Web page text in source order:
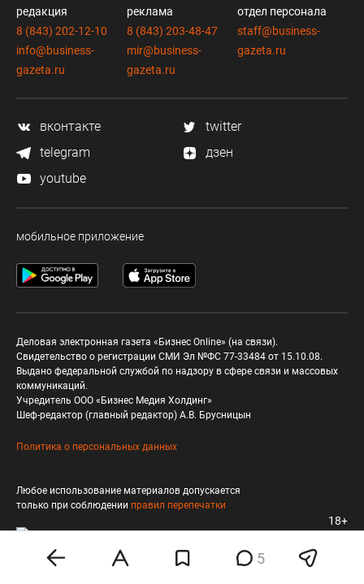
5
редакция
8 (843) 202-12-10
info@business-
gazeta.ru
реклама
8 (843) 203-48-47
mir@business-
gazeta.ru
отдел персонала
staff@business-
gazeta.ru
вконтакте
twitter
telegram
дзен
youtube
мобильное приложение
Деловая электронная газета «Бизнес Online» (на связи).
Свидетельство о регистрации СМИ Эл №ФС 77-33484 от 15.10.08.
Выдано федеральной службой по надзору в сфере связи и массовых
коммуникаций.
Учредитель ООО «Бизнес Медия Холдинг»
Шеф-редактор (главный редактор) А.В. Брусницын
Политика о персональных данных
Любое использование материалов допускается
только при соблюдении правил перепечатки
18+